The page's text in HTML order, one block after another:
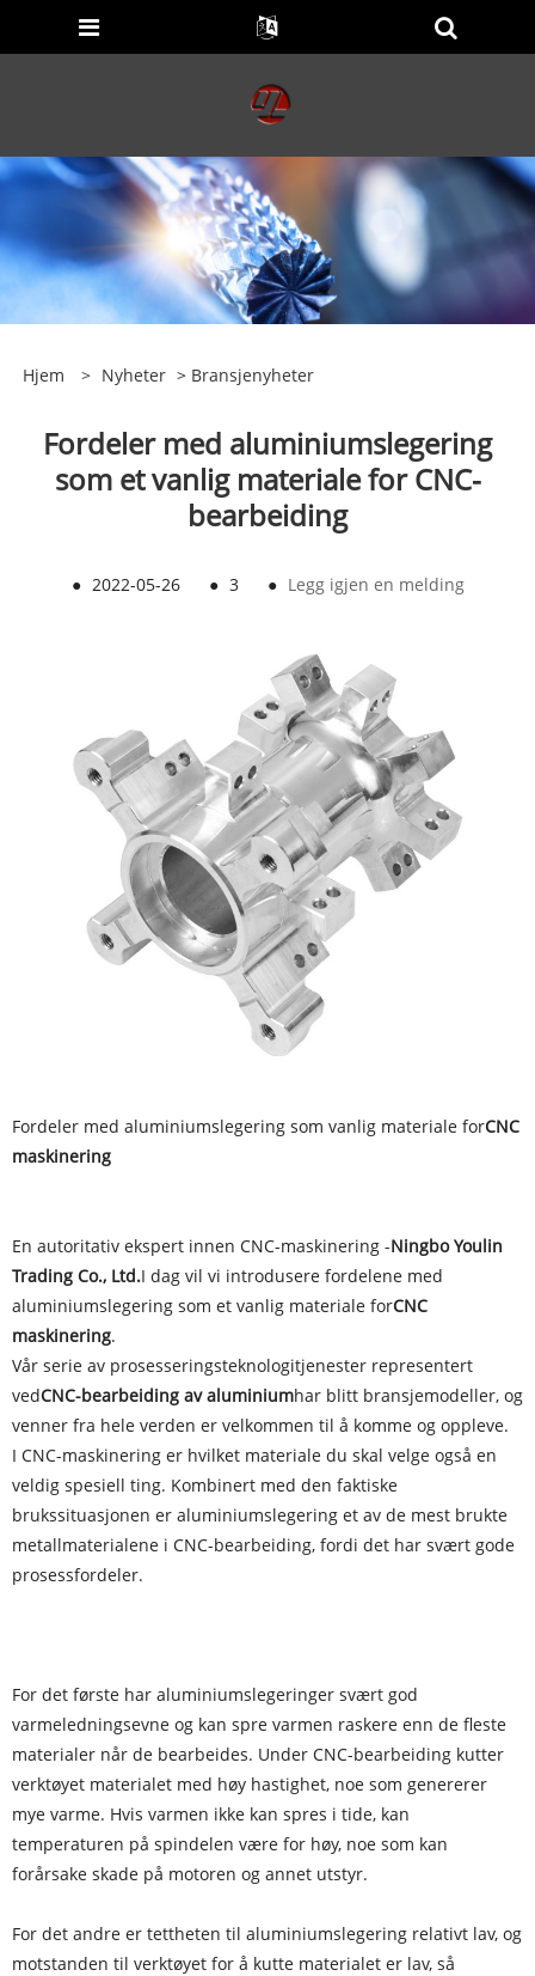
Hjem > Nyheter > Bransjenyheter
Fordeler med aluminiumslegering
som et vanlig materiale for CNC-
bearbeiding
● 2022-05-26 ● 3 ● Legg igjen en melding
Fordeler med aluminiumslegering som vanlig materiale forCNC
maskinering
En autoritativ ekspert innen CNC-maskinering -Ningbo Youlin
Trading Co., Ltd.I dag vil vi introdusere fordelene med
aluminiumslegering som et vanlig materiale forCNC
maskinering.
Vår serie av prosesseringsteknologitjenester representert
vedCNC-bearbeiding av aluminiumhar blitt bransjemodeller, og
venner fra hele verden er velkommen til å komme og oppleve.
I CNC-maskinering er hvilket materiale du skal velge også en
veldig spesiell ting. Kombinert med den faktiske
brukssituasjonen er aluminiumslegering et av de mest brukte
metallmaterialene i CNC-bearbeiding, fordi det har svært gode
prosessfordeler.
For det første har aluminiumslegeringer svært god
varmeledningsevne og kan spre varmen raskere enn de fleste
materialer når de bearbeides. Under CNC-bearbeiding kutter
verktøyet materialet med høy hastighet, noe som genererer
mye varme. Hvis varmen ikke kan spres i tide, kan
temperaturen på spindelen være for høy, noe som kan
forårsake skade på motoren og annet utstyr.
For det andre er tettheten til aluminiumslegering relativt lav, og
motstanden til verktøyet for å kutte materialet er lav, så